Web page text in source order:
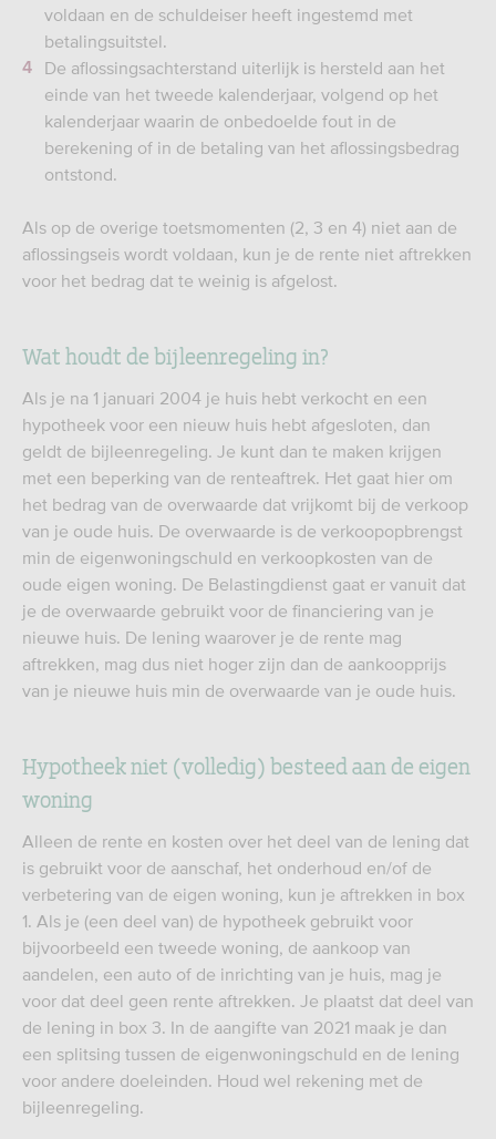
voldaan en de schuldeiser heeft ingestemd met
betalingsuitstel.
De aflossingsachterstand uiterlijk is hersteld aan het
einde van het tweede kalenderjaar, volgend op het
kalenderjaar waarin de onbedoelde fout in de
berekening of in de betaling van het aflossingsbedrag
ontstond.
Als op de overige toetsmomenten (2, 3 en 4) niet aan de
aflossingseis wordt voldaan, kun je de rente niet aftrekken
voor het bedrag dat te weinig is afgelost.
Wat houdt de bijleenregeling in?
Als je na 1 januari 2004 je huis hebt verkocht en een
hypotheek voor een nieuw huis hebt afgesloten, dan
geldt de bijleenregeling. Je kunt dan te maken krijgen
met een beperking van de renteaftrek. Het gaat hier om
het bedrag van de overwaarde dat vrijkomt bij de verkoop
van je oude huis. De overwaarde is de verkoopopbrengst
min de eigenwoningschuld en verkoopkosten van de
oude eigen woning. De Belastingdienst gaat er vanuit dat
je de overwaarde gebruikt voor de financiering van je
nieuwe huis. De lening waarover je de rente mag
aftrekken, mag dus niet hoger zijn dan de aankoopprijs
van je nieuwe huis min de overwaarde van je oude huis.
Hypotheek niet (volledig) besteed aan de eigen
woning
Alleen de rente en kosten over het deel van de lening dat
is gebruikt voor de aanschaf, het onderhoud en/of de
verbetering van de eigen woning, kun je aftrekken in box
1. Als je (een deel van) de hypotheek gebruikt voor
bijvoorbeeld een tweede woning, de aankoop van
aandelen, een auto of de inrichting van je huis, mag je
voor dat deel geen rente aftrekken. Je plaatst dat deel van
de lening in box 3. In de aangifte van 2021 maak je dan
een splitsing tussen de eigenwoningschuld en de lening
voor andere doeleinden. Houd wel rekening met de
bijleenregeling.